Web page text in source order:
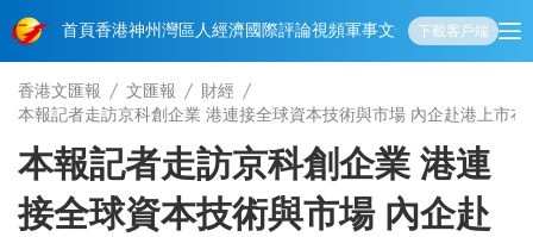
首頁香港神州 灣區人經濟國際評論視頻軍事文化 娛樂生活教育體
下載客戶端
香港文匯報 文匯報
財經
本報記者走訪京科創企業 港連接全球資本技術與市場 內企赴港上市
本報記者走訪京科創企業 港連
接全球資本技術與市場 內企赴